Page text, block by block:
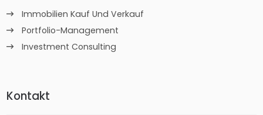
Immobilien Kauf Und Verkauf
Portfolio-Management
Investment Consulting
Kontakt